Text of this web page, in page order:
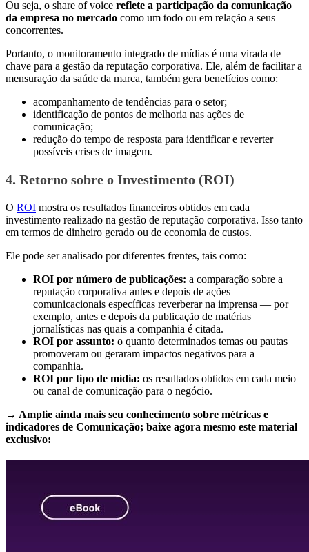
Ou seja, o share of voice reflete a participação da comunicação
da empresa no mercado como um todo ou em relação a seus
concorrentes.
Portanto, o monitoramento integrado de mídias é uma virada de
chave para a gestão da reputação corporativa. Ele, além de facilitar a
mensuração da saúde da marca, também gera benefícios como:
acompanhamento de tendências para o setor;
identificação de pontos de melhoria nas ações de
comunicação;
redução do tempo de resposta para identificar e reverter
possíveis crises de imagem.
4. Retorno sobre o Investimento (ROI)
O ROI mostra os resultados financeiros obtidos em cada
investimento realizado na gestão de reputação corporativa. Isso tanto
em termos de dinheiro gerado ou de economia de custos.
Ele pode ser analisado por diferentes frentes, tais como:
ROI por número de publicações: a comparação sobre a
reputação corporativa antes e depois de ações
comunicacionais específicas reverberar na imprensa — por
exemplo, antes e depois da publicação de matérias
jornalísticas nas quais a companhia é citada.
ROI por assunto: o quanto determinados temas ou pautas
promoveram ou geraram impactos negativos para a
companhia.
ROI por tipo de mídia: os resultados obtidos em cada meio
ou canal de comunicação para o negócio.
→ Amplie ainda mais seu conhecimento sobre métricas e
indicadores de Comunicação; baixe agora mesmo este material
exclusivo: